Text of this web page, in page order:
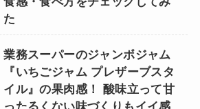
た
業務スーパーのジャンボジャム
『いちごジャム プレザーブスタ
イル』の果肉感！ 酸味立って甘